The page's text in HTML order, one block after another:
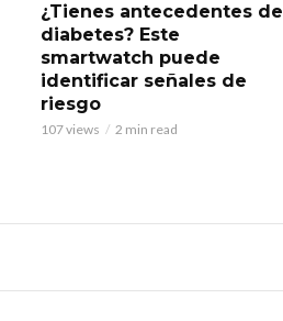
¿Tienes antecedentes de
diabetes? Este
smartwatch puede
identificar señales de
riesgo
107 views 2 min read